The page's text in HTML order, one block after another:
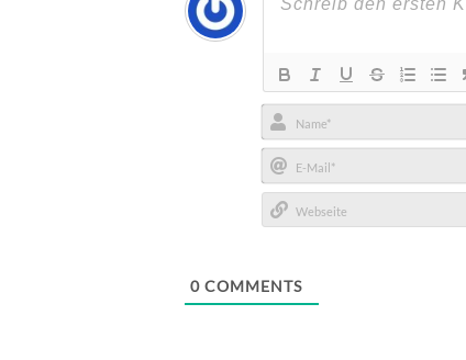
Name*
E-
Mail*
0 COMMENTS